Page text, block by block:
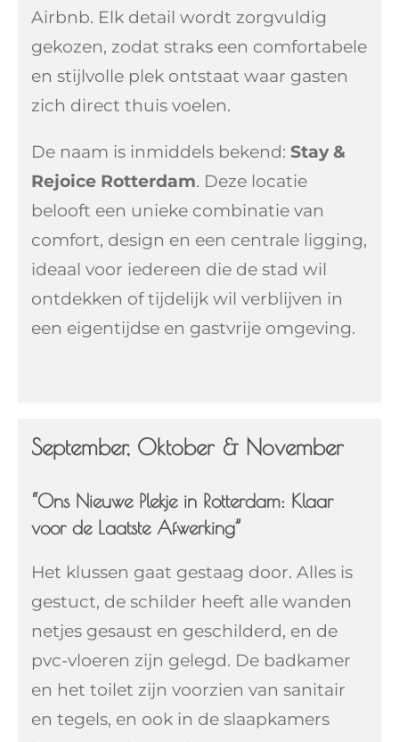
Airbnb. Elk detail wordt zorgvuldig
gekozen, zodat straks een comfortabele
en stijlvolle plek ontstaat waar gasten
zich direct thuis voelen.
De naam is inmiddels bekend: Stay &
Rejoice Rotterdam. Deze locatie
belooft een unieke combinatie van
comfort, design en een centrale ligging,
ideaal voor iedereen die de stad wil
ontdekken of tijdelijk wil verblijven in
een eigentijdse en gastvrije omgeving.
September, Oktober & November
“Ons Nieuwe Plekje in Rotterdam: Klaar
voor de Laatste Afwerking”
Het klussen gaat gestaag door. Alles is
gestuct, de schilder heeft alle wanden
netjes gesaust en geschilderd, en de
pvc-vloeren zijn gelegd. De badkamer
en het toilet zijn voorzien van sanitair
en tegels, en ook in de slaapkamers